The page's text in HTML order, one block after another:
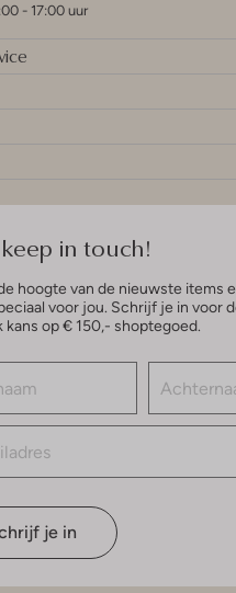
- 17:00 uur
in touch!
hoogte van de nieuwste items
voor jou. Schrijf je in voor
kans op € 150,- shoptegoed.
je in